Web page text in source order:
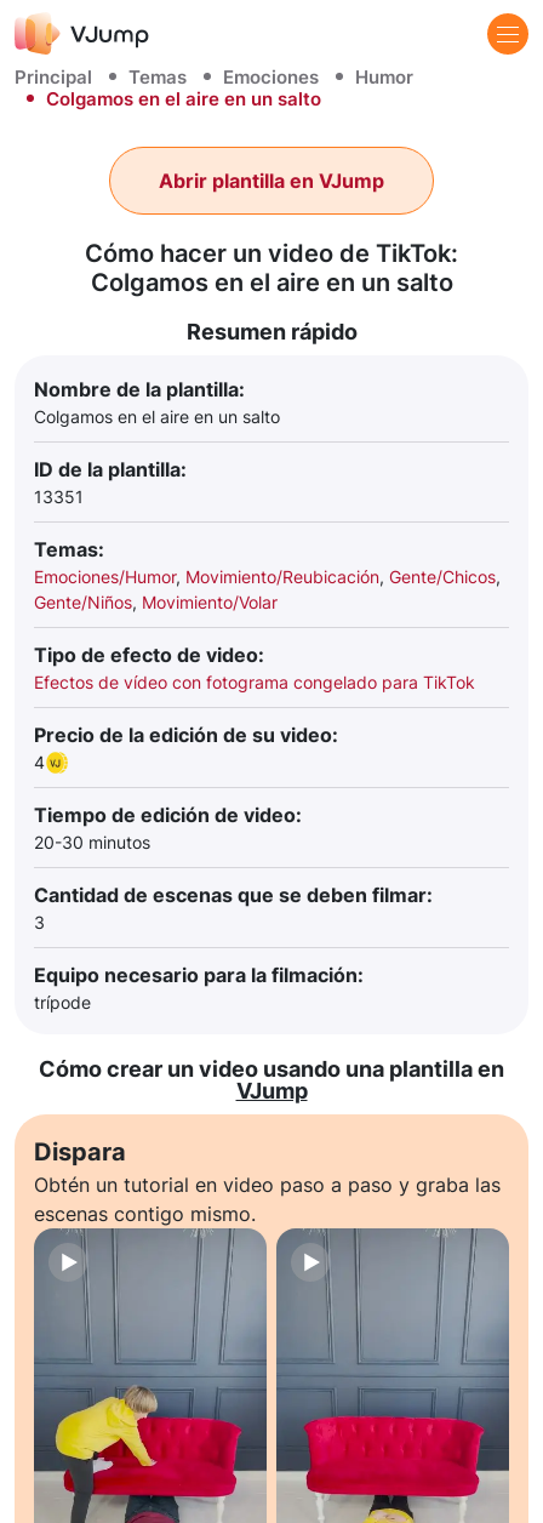
Principal Temas Emociones
Humor
Colgamos en el aire en un salto
Cómo hacer un video de TikTok:
Colgamos en el aire en un salto
Abrir plantilla en VJump
Resumen rápido
Nombre de la plantilla:
Colgamos en el aire en un salto
ID de la plantilla:
13351
Temas:
Emociones/Humor, Movimiento/Reubicación, Gente/Chicos,
Gente/Niños, Movimiento/Volar
Tipo de efecto de video:
Efectos de vídeo con fotograma congelado para TikTok
Precio de la edición de su video:
4
Tiempo de edición de video:
20-30 minutos
Cantidad de escenas que se deben filmar:
3
Equipo necesario para la filmación:
trípode
Cómo crear un video usando una plantilla en
VJump
Dispara
Obtén un tutorial en video paso a paso y graba las
escenas contigo mismo.